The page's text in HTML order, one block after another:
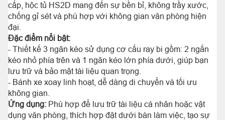
cấp, hộc tủ HS2D mang đến sự bền bỉ, không trầy xước,
chống gỉ sét và phù hợp với không gian văn phòng hiện
đại.
Đặc điểm nổi bật:
- Thiết kế 3 ngăn kéo sử dụng cơ cấu ray bi gồm: 2 ngắn
kéo nhỏ phía trên và 1 ngăn kéo lớn phía dưới, giúp bạn
lưu trữ và bảo mật tài liệu quan trọng.
- Bánh xe xoay linh hoạt, dễ dàng di chuyển và tối ưu
không gian.
Ứng dụng: Phù hợp để lưu trữ tài liệu cá nhân hoặc vật
dụng văn phòng, thích hợp đặt dưới bàn làm việc, tạo sự